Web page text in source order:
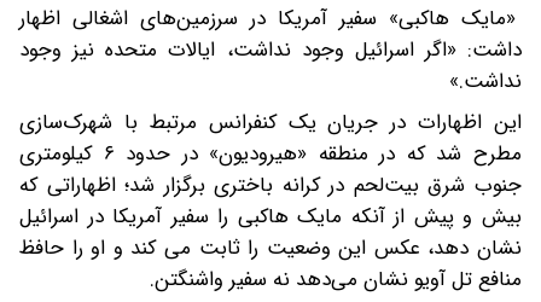
«مایک هاکبی» سفیر آمریکا در سرزمین‌های اشغالی اظهار
داشت: «اگر اسرائیل وجود نداشت، ایالات متحده نیز وجود
نداشت.»
این اظهارات در جریان یک کنفرانس مرتبط با شهرک‌سازی
مطرح شد که در منطقه «هیرودیون» در حدود ۶ کیلومتری
جنوب شرق بیت‌لحم در کرانه باختری برگزار شد؛ اظهاراتی که
بیش و پیش از آنکه مایک هاکبی را سفیر آمریکا در اسرائیل
نشان دهد، عکس این وضعیت را ثابت می کند و او را حافظ
منافع تل آویو نشان می‌دهد نه سفیر واشنگتن.